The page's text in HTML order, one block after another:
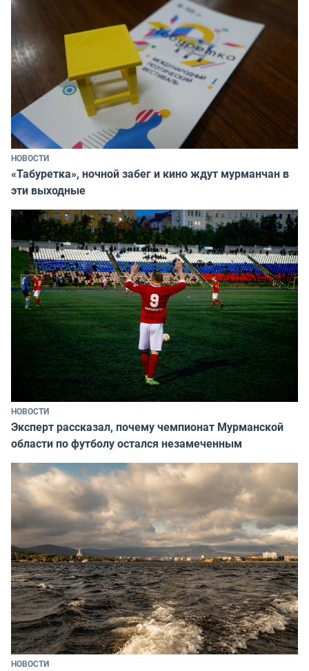
НОВОСТИ
«Табуретка», ночной забег и кино ждут мурманчан в
эти выходные
НОВОСТИ
Эксперт рассказал, почему чемпионат Мурманской
области по футболу остался незамеченным
НОВОСТИ